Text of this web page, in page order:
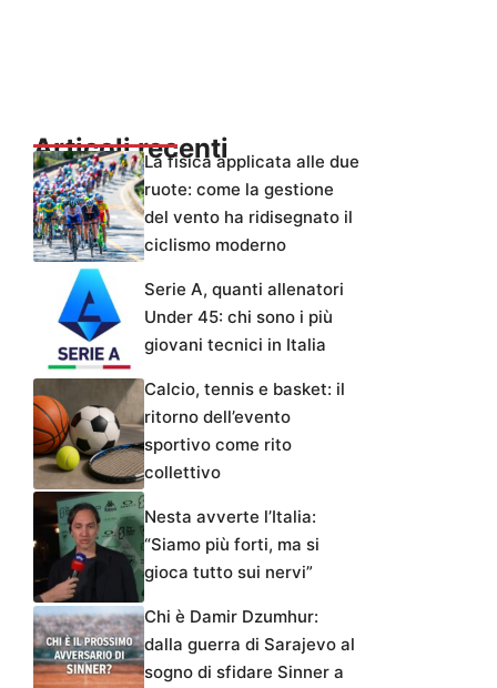
Articoli recentiLa fisica applicata alle due
ruote: come la gestione
del vento ha ridisegnato il
ciclismo moderno
Serie A, quanti allenatori
Under 45: chi sono i più
giovani tecnici in Italia
Calcio, tennis e basket: il
ritorno dell’evento
sportivo come rito
collettivo
Nesta avverte l’Italia:
“Siamo più forti, ma si
gioca tutto sui nervi”
Chi è Damir Dzumhur:
dalla guerra di Sarajevo al
sogno di sfidare Sinner a